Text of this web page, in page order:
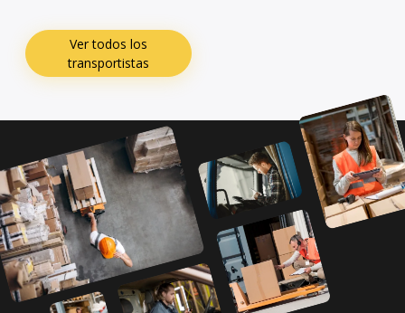
Ver todos los
transportistas